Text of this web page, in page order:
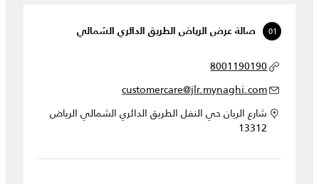
01 صالة عرض الرياض الطريق الدائري الشمالي
8001190190
customercare@jlr.mynaghi.com
شارع الريان حي النفل الطريق الدائري الشمالي الرياض
13312